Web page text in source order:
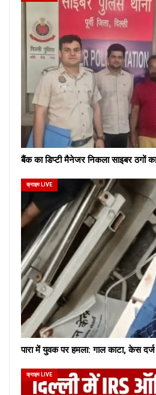
बैंक का डिप्टी मैनेजर निकला साइबर ठगों
क्राइम LIVE
पारा में युवक पर हमला: गाल काटा, केस दर्ज
क्राइम LIVE